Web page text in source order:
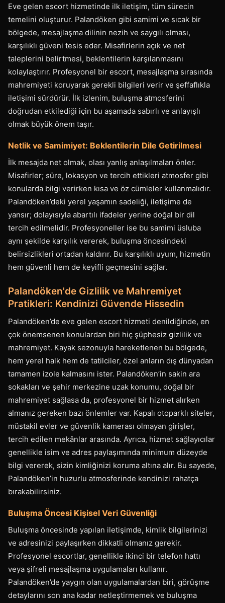
Eve gelen escort hizmetinde ilk iletişim, tüm sürecin
temelini oluşturur. Palandöken gibi samimi ve sıcak bir
bölgede, mesajlaşma dilinin nezih ve saygılı olması,
karşılıklı güveni tesis eder. Misafirlerin açık ve net
taleplerini belirtmesi, beklentilerin karşılanmasını
kolaylaştırır. Profesyonel bir escort, mesajlaşma sırasında
mahremiyeti koruyarak gerekli bilgileri verir ve şeffaflıkla
iletişimi sürdürür. İlk izlenim, buluşma atmosferini
doğrudan etkilediği için bu aşamada sabırlı ve anlayışlı
olmak büyük önem taşır.
Netlik ve Samimiyet: Beklentilerin Dile Getirilmesi
İlk mesajda net olmak, olası yanlış anlaşılmaları önler.
Misafirler; süre, lokasyon ve tercih ettikleri atmosfer gibi
konularda bilgi verirken kısa ve öz cümleler kullanmalıdır.
Palandöken’deki yerel yaşamın sadeliği, iletişime de
yansır; dolayısıyla abartılı ifadeler yerine doğal bir dil
tercih edilmelidir. Profesyoneller ise bu samimi üsluba
aynı şekilde karşılık vererek, buluşma öncesindeki
belirsizlikleri ortadan kaldırır. Bu karşılıklı uyum, hizmetin
hem güvenli hem de keyifli geçmesini sağlar.
Palandöken'de Gizlilik ve Mahremiyet
Pratikleri: Kendinizi Güvende Hissedin
Palandöken’de eve gelen escort hizmeti denildiğinde, en
çok önemsenen konulardan biri hiç şüphesiz gizlilik ve
mahremiyet. Kayak sezonuyla hareketlenen bu bölgede,
hem yerel halk hem de tatilciler, özel anların dış dünyadan
tamamen izole kalmasını ister. Palandöken’in sakin ara
sokakları ve şehir merkezine uzak konumu, doğal bir
mahremiyet sağlasa da, profesyonel bir hizmet alırken
almanız gereken bazı önlemler var. Kapalı otoparklı siteler,
müstakil evler ve güvenlik kamerası olmayan girişler,
tercih edilen mekânlar arasında. Ayrıca, hizmet sağlayıcılar
genellikle isim ve adres paylaşımında minimum düzeyde
bilgi vererek, sizin kimliğinizi koruma altına alır. Bu sayede,
Palandöken’in huzurlu atmosferinde kendinizi rahatça
bırakabilirsiniz.
Buluşma Öncesi Kişisel Veri Güvenliği
Buluşma öncesinde yapılan iletişimde, kimlik bilgilerinizi
ve adresinizi paylaşırken dikkatli olmanız gerekir.
Profesyonel escortlar, genellikle ikinci bir telefon hattı
veya şifreli mesajlaşma uygulamaları kullanır.
Palandöken’de yaygın olan uygulamalardan biri, görüşme
detaylarını son ana kadar netleştirmemek ve buluşma